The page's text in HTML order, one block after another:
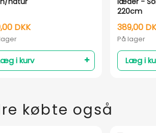
DKK
i kurv
220cm
389,00
På lager
Læg i
købte også